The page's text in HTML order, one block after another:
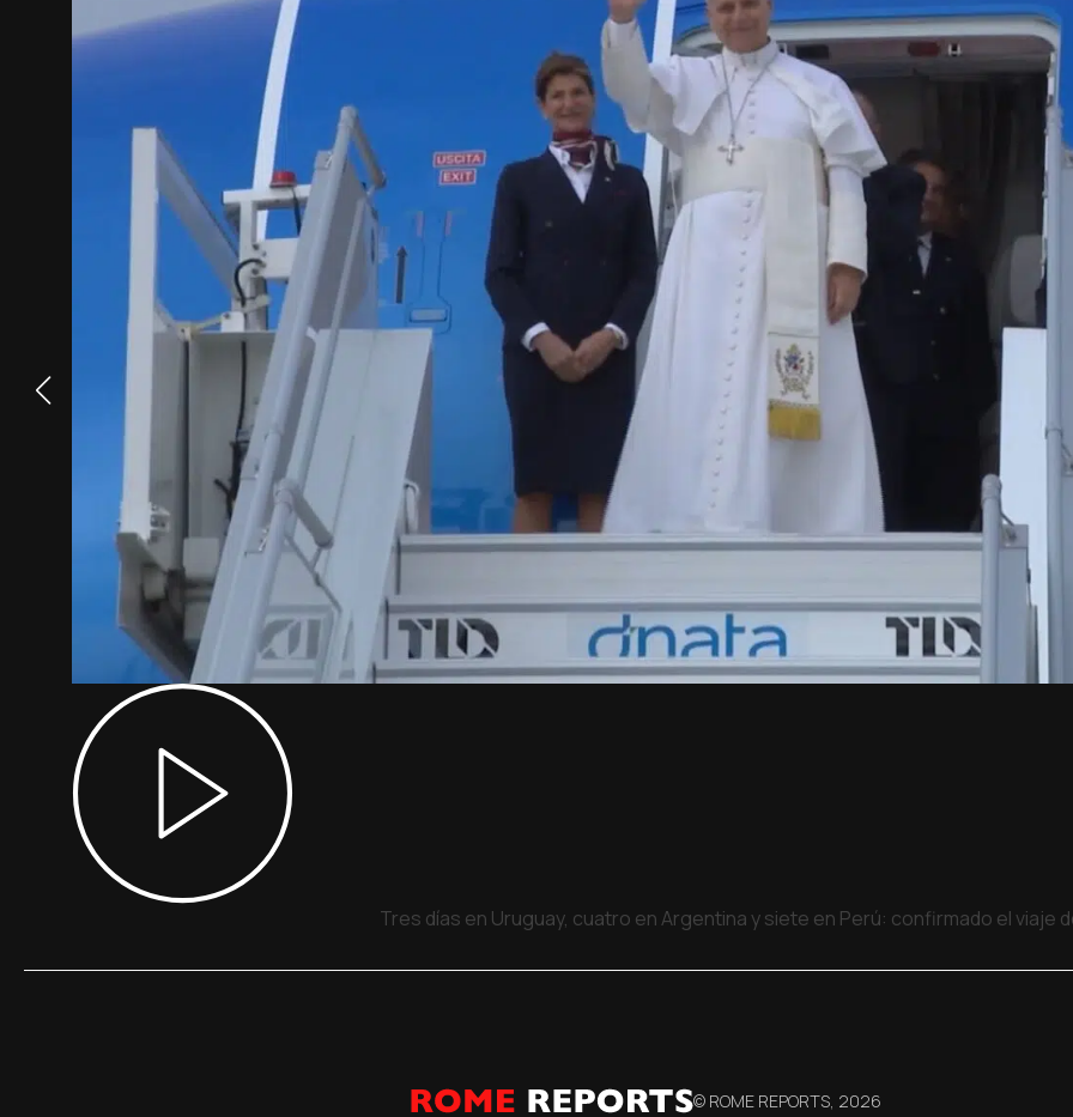
Tres días en Uruguay, cuatro en Argentina y siete en Perú: confirmado el viaje
© ROME REPORTS, 2026